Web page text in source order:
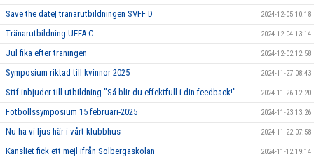
Save the date| tränarutbildningen SVFF D 2024-12-05 10:18
Tränarutbildning UEFA C 2024-12-04 13:14
Jul fika efter träningen 2024-12-02 12:58
Symposium riktad till kvinnor 2025 2024-11-27 08:43
Sttf inbjuder till utbildning "Så blir du effektfull i din feedback!" 2024-11-26 12:20
Fotbollssymposium 15 februari-2025 2024-11-23 13:26
Nu ha vi ljus här i vårt klubbhus 2024-11-22 07:58
Kansliet fick ett mejl ifrån Solbergaskolan 2024-11-12 19:14